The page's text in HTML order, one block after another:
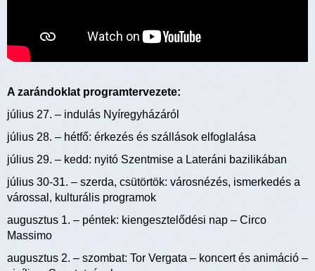
A zarándoklat programtervezete:
július 27. – indulás Nyíregyházáról
július 28. – hétfő: érkezés és szállások elfoglalása
július 29. – kedd: nyitó Szentmise a Lateráni bazilikában
július 30-31. – szerda, csütörtök: városnézés, ismerkedés a
várossal, kulturális programok
augusztus 1. – péntek: kiengesztelődési nap – Circo
Massimo
augusztus 2. – szombat: Tor Vergata – koncert és animáció –